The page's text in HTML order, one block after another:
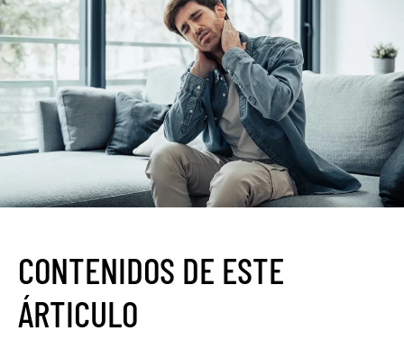
CONTENIDOS DE ESTE
ÁRTICULO